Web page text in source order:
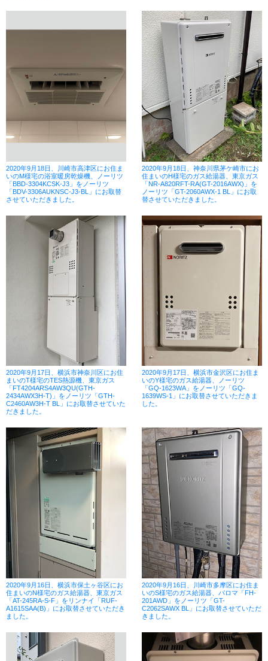
2020年9月18日、川崎市高津区にお住ま
いのM様宅の浴室暖房乾燥機、ノーリツ
「BBD-3304KCSK-J3」をノーリツ
「BDV-3306AUKNSC-J3-BL」にお取替
させていただきました。
2020年9月18日、神奈川県茅ケ崎市にお
住まいのH様宅のガス給湯器、東京ガス
「NR-A820RFT-RA(GT-2016AWX)」を
ノーリツ「GT-2060AWX-1 BL」にお取
替させていただきました。
2020年9月17日、横浜市神奈川区にお住
まいのT様宅のTES熱源機、東京ガス
「FT4204ARS4AW3QU(GTH-
2434AWX3H-T)」をノーリツ「GTH-
C2460AW3H-T BL」にお取替させていた
だきました。
2020年9月17日、横浜市金沢区にお住ま
いのY様宅のガス給湯器、ノーリツ
「GQ-1623WA」をノーリツ「GQ-
1639WS-1」にお取替させていただきま
した。
2020年9月16日、横浜市保土ヶ谷区にお
住まいのN様宅のガス給湯器、東京ガス
「AT-245RA-S-F」をリンナイ「RUF-
A1615SAA(B)」にお取替させていただき
ました。
2020年9月16日、川崎市多摩区にお住ま
いのS様宅のガス給湯器、パロマ「FH-
201AWD」をノーリツ「GT-
C2062SAWX BL」にお取替させていただ
きました。